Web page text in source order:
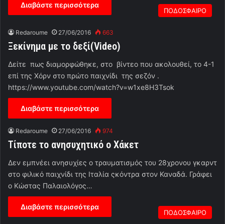
Διαβάστε περισσότερα
ΠΟΔΟΣΦΑΙΡΟ
Redaroume 27/06/2016 663
Ξεκίνημα με το δεξί(Video)
Δείτε πως διαμορφώθηκε, στο βίντεο που ακολουθεί, το 4-1
επί της Χόρν στο πρώτο παιχνίδι της σεζόν .
https://www.youtube.com/watch?v=w1xe8H3Tsok
Διαβάστε περισσότερα
Redaroume 27/06/2016 974
Τίποτε το ανησυχητικό ο Χάκετ
Δεν εμπνέει ανησυχίες ο τραυματισμός του 28χρονου γκαρντ
στο φιλικό παιχνίδι της Ιταλία ςκόντρα στον Καναδά. Γράφει
ο Κώστας Παλαιολόγος…
Διαβάστε περισσότερα
ΠΟΔΟΣΦΑΙΡΟ